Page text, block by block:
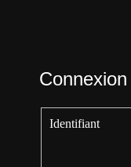
Connexion
Identifiant